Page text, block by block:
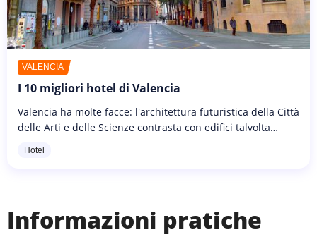
VALENCIA
I 10 migliori hotel di Valencia
Valencia ha molte facce: l'architettura futuristica della Città
delle Arti e delle Scienze contrasta con edifici talvolta
Hotel
Informazioni pratiche